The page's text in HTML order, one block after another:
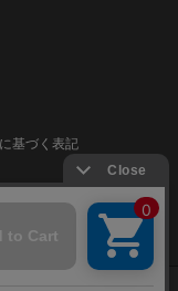
基づく表記